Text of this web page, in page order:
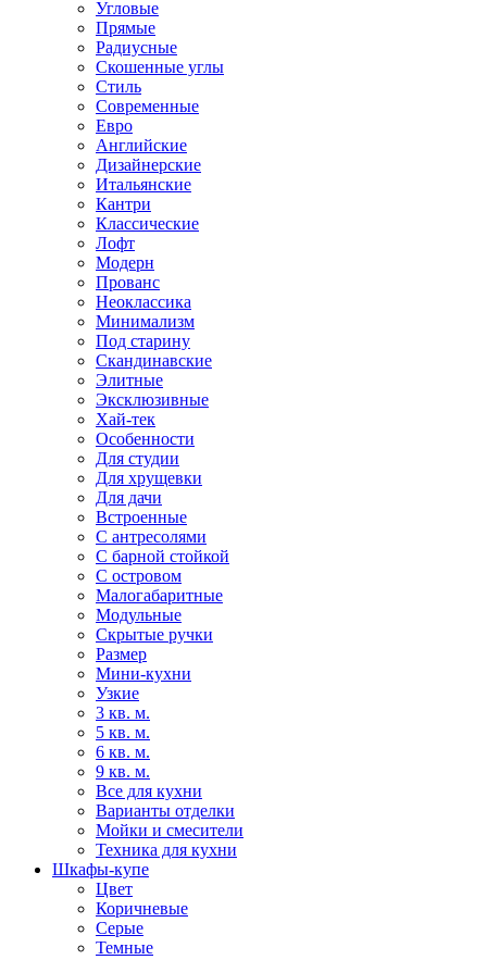
Угловые
Прямые
Радиусные
Скошенные углы
Стиль
Современные
Евро
Английские
Дизайнерские
Итальянские
Кантри
Классические
Лофт
Модерн
Прованс
Неоклассика
Минимализм
Под старину
Скандинавские
Элитные
Эксклюзивные
Хай-тек
Особенности
Для студии
Для хрущевки
Для дачи
Встроенные
С антресолями
С барной стойкой
С островом
Малогабаритные
Модульные
Скрытые ручки
Размер
Мини-кухни
Узкие
3 кв. м.
5 кв. м.
6 кв. м.
9 кв. м.
Все для кухни
Варианты отделки
Мойки и смесители
Техника для кухни
Шкафы-купе
Цвет
Коричневые
Серые
Темные